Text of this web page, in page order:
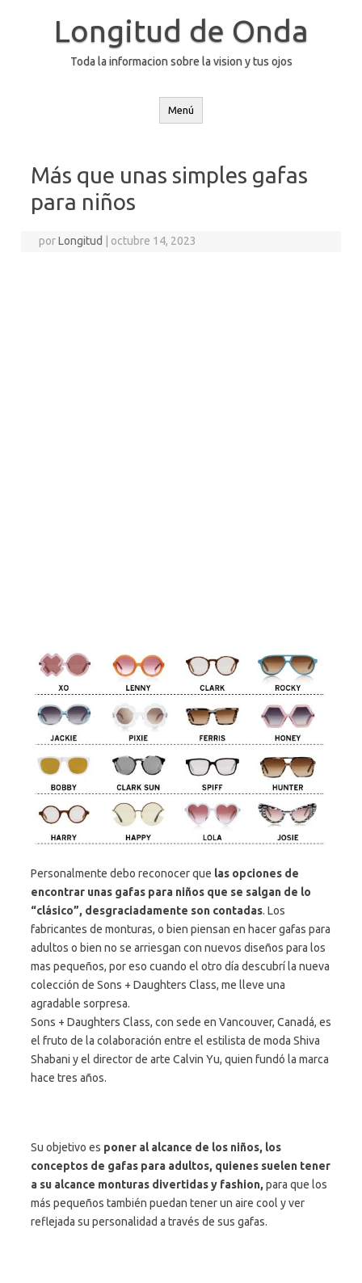
Longitud de Onda
Toda la informacion sobre la vision y tus ojos
Menú
Más que unas simples gafas
para niños
porLongitud octubre 14, 2023
Personalmente debo reconocer que las opciones de
encontrar unas gafas para niños que se salgan de lo
“clásico”, desgraciadamente son contadas. Los
fabricantes de monturas, o bien piensan en hacer gafas para
adultos o bien no se arriesgan con nuevos diseños para los
mas pequeños, por eso cuando el otro día descubrí la nueva
colección de Sons + Daughters Class, me lleve una
agradable sorpresa.
Sons + Daughters Class, con sede en Vancouver, Canadá, es
el fruto de la colaboración entre el estilista de moda Shiva
Shabani y el director de arte Calvin Yu, quien fundó la marca
hace tres años.
Su objetivo es poner al alcance de los niños, los
conceptos de gafas para adultos, quienes suelen tener
a su alcance monturas divertidas y fashion, para que los
más pequeños también puedan tener un aire cool y ver
reflejada su personalidad a través de sus gafas.